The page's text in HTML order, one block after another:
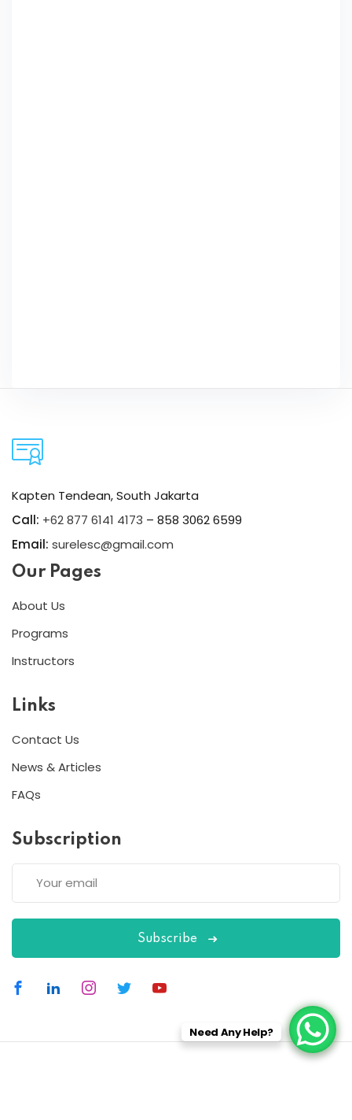
Kapten Tendean, South Jakarta
Call: +62 877 6141 4173 – 858 3062 6599
Email: surelesc@gmail.com
Our Pages
About Us
Programs
Instructors
Links
Contact Us
News & Articles
FAQs
Subscription
Subscribe
Need Any Help?